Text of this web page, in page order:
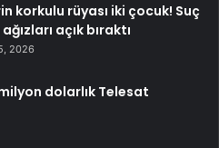
korkulu rüyası iki çocuk! Suç
açık bıraktı
2026
dolarlık Telesat